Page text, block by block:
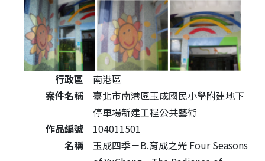
公共藝術作品詳細資料
行政區
南港區
案件名稱
臺北市南港區玉成國民小學附建地下
停車場新建工程公共藝術
作品編號
104011501
名稱
玉成四季－B.育成之光 Four Seasons